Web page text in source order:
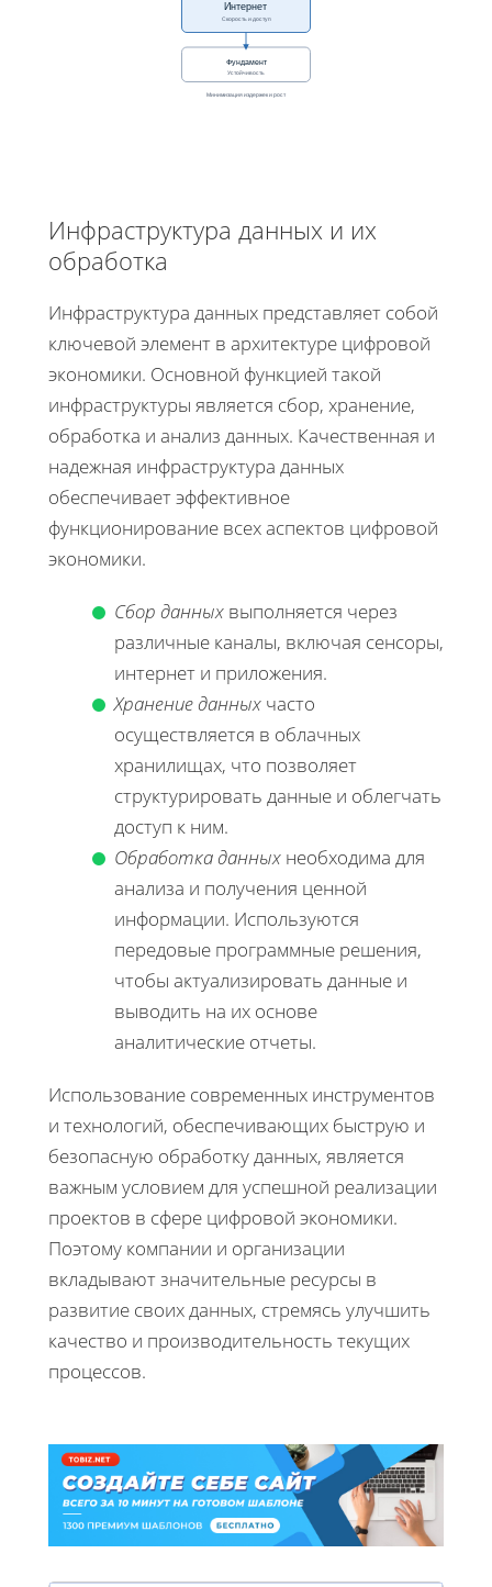
Интернет
Скорость и доступ
Фундамент
Устойчивость
Минимизация издержек и рост
Инфраструктура данных и их
обработка
Инфраструктура данных представляет собой
ключевой элемент в архитектуре цифровой
экономики. Основной функцией такой
инфраструктуры является сбор, хранение,
обработка и анализ данных. Качественная и
надежная инфраструктура данных
обеспечивает эффективное
функционирование всех аспектов цифровой
экономики.
Сбор данных выполняется через
различные каналы, включая сенсоры,
интернет и приложения.
Хранение данных часто
осуществляется в облачных
хранилищах, что позволяет
структурировать данные и облегчать
доступ к ним.
Обработка данных необходима для
анализа и получения ценной
информации. Используются
передовые программные решения,
чтобы актуализировать данные и
выводить на их основе
аналитические отчеты.
Использование современных инструментов
и технологий, обеспечивающих быструю и
безопасную обработку данных, является
важным условием для успешной реализации
проектов в сфере цифровой экономики.
Поэтому компании и организации
вкладывают значительные ресурсы в
развитие своих данных, стремясь улучшить
качество и производительность текущих
процессов.